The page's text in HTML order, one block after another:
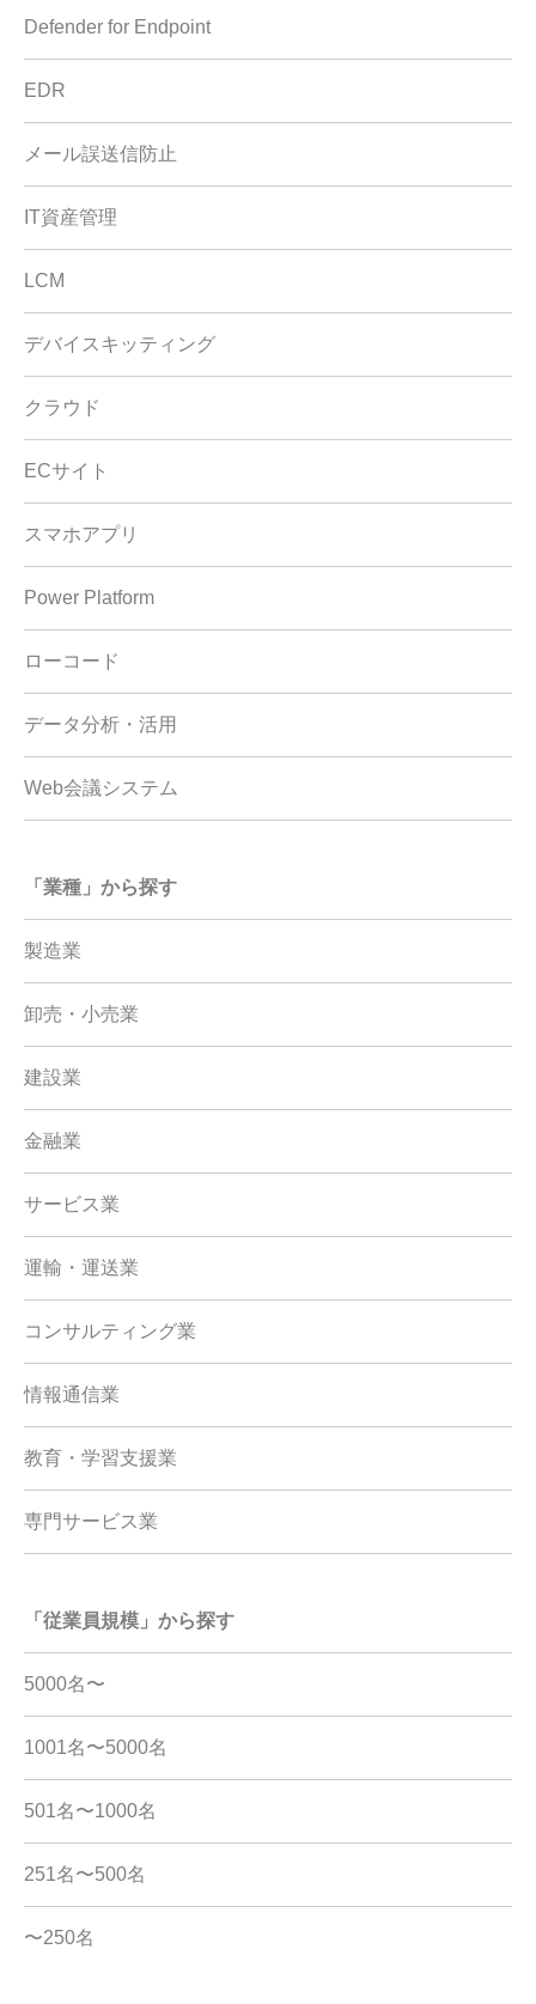
Defender for Endpoint
EDR
メール誤送信防止
IT資産管理
LCM
デバイスキッティング
クラウド
ECサイト
スマホアプリ
Power Platform
ローコード
データ分析・活用
Web会議システム
「業種」から探す
製造業
卸売・小売業
建設業
金融業
サービス業
運輸・運送業
コンサルティング業
情報通信業
教育・学習支援業
専門サービス業
「従業員規模」から探す
5000名〜
1001名〜5000名
501名〜1000名
251名〜500名
〜250名